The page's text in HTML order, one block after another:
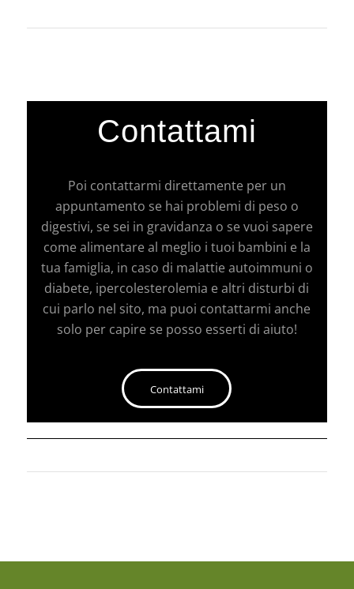
Contattami
Poi contattarmi direttamente per un
appuntamento se hai problemi di peso o
digestivi, se sei in gravidanza o se vuoi sapere
come alimentare al meglio i tuoi bambini e la
tua famiglia, in caso di malattie autoimmuni o
diabete, ipercolesterolemia e altri disturbi di
cui parlo nel sito, ma puoi contattarmi anche
solo per capire se posso esserti di aiuto!
Contattami